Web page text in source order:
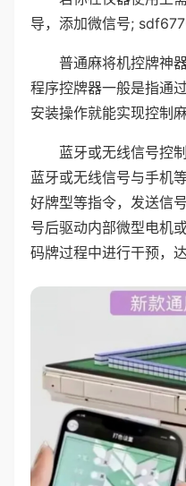
导，添加微信号;
普通麻将机控牌神
程序控牌器一般是指通
安装操作就能实现控制
蓝牙或无线信号控
蓝牙或无线信号与手机
好牌型等指令，发送信
号后驱动内部微型电机
码牌过程中进行干预，